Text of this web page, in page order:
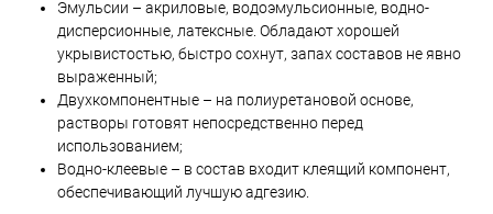
Эмульсии – акриловые, водоэмульсионные, водно-
дисперсионные, латексные. Обладают хорошей
укрывистостью, быстро сохнут, запах составов не явно
выраженный;
Двухкомпонентные – на полиуретановой основе,
растворы готовят непосредственно перед
использованием;
Водно-клеевые – в состав входит клеящий компонент,
обеспечивающий лучшую адгезию.